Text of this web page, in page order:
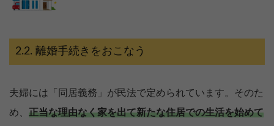
離婚手続きをおこなう
夫婦には「同居義務」が民法で定められています。そのた
め、 正当な理由なく家を出て新たな住居での生活を始めて